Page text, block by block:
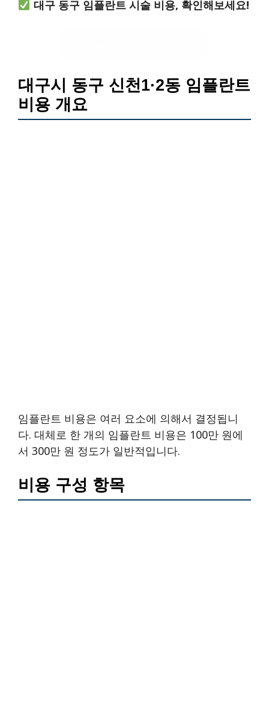
대구 동구 임플란트 시술 비용, 확인해보세요!
대구시 동구 신천1·2동 임플란트
비용 개요
임플란트 비용은 여러 요소에 의해서 결정됩니
다. 대체로 한 개의 임플란트 비용은 100만 원에
서 300만 원 정도가 일반적입니다.
비용 구성 항목